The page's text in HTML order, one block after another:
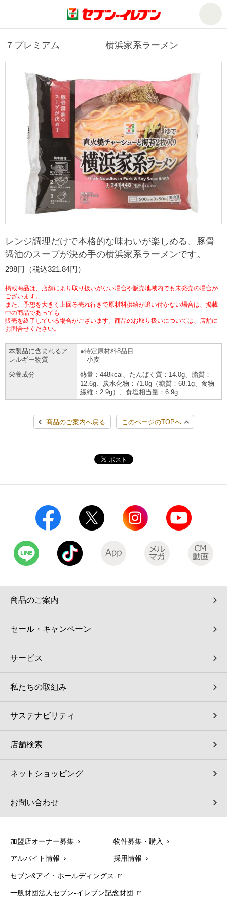
商品のご案内
商品のご案内トップ
今週の新商品
来週の新商品
商品カテゴリ一覧
セブンプレミアム
食の安全・安心への取組み
ギフト
プリペイドカード・金券
ニンテンドー・ダウンロードカード
セール・キャンペーン
サービス
サービストップ
nanacoトップ
マルチコピー機でできること
マルチコピー機でできることトップ
コピー
プリント
スキャン
ファクス
チケット
便利なサービス
宅配便
切手・はがき・印紙
セブン銀行ATM
ご利用可能なお支払い方法
各種料金のお支払い
自転車シェアリング（店舗限定）
モバイルバッテリーシェアリング（店舗限定）
チケットサービス
セブンチケット
チケットぴあ
イープラス
CNプレイガイド
セブン‐イレブンでお受取り
タワーレコード
セブンネットショッピング
停電時のサービス停止のお知らせ
企業情報
企業情報トップ
ニュースリリース
ごあいさつ
企業理念
会社概要
貸借対照表・損益計算書
沿革
国内店舗数
セブン-イレブンの歴史
私たちの取組み
サステナビリティ
サステナビリティトップ
セブン＆アイ・ホールディングスの重点課題
サステナビリティ活動基本方針
サステナビリティ推進体制
GREEN CHALLENGE 2050
4VISIONS
サステナビリティニュース
サステナビリティレポート
加盟店オーナー募集 物件募集・購入
店舗検索
ネットショッピング
お問い合わせ
Language
English (Corporate)
English (Services)
한국어(서비스)
７プレミアム 横浜家系ラーメン
レンジ調理だけで本格的な味わいが楽しめる、豚骨
醤油のスープが決め手の横浜家系ラーメンです。
298円（税込321.84円）
掲載商品は、店舗により取り扱いがない場合や販売地域内でも未発売の場合が
ございます。
また、予想を大きく上回る売れ行きで原材料供給が追い付かない場合は、掲載
中の商品であっても
販売を終了している場合がございます。商品のお取り扱いについては、店舗に
お問合せください。
本製品に含まれるア
レルギー物質
特定原材料8品目
小麦
栄養成分
熱量：448kcal、たんぱく質：14.0g、脂質：
12.6g、炭水化物：71.0g（糖質：68.1g、食物
繊維：2.9g）、食塩相当量：6.9g
商品のご案内へ戻る このページのTOPへ
商品のご案内
セール・キャンペーン
サービス
私たちの取組み
サステナビリティ
店舗検索
ネットショッピング
お問い合わせ
加盟店オーナー募集 物件募集・購入
アルバイト情報 採用情報
セブン&アイ・ホールディングス
一般財団法人セブン-イレブン記念財団